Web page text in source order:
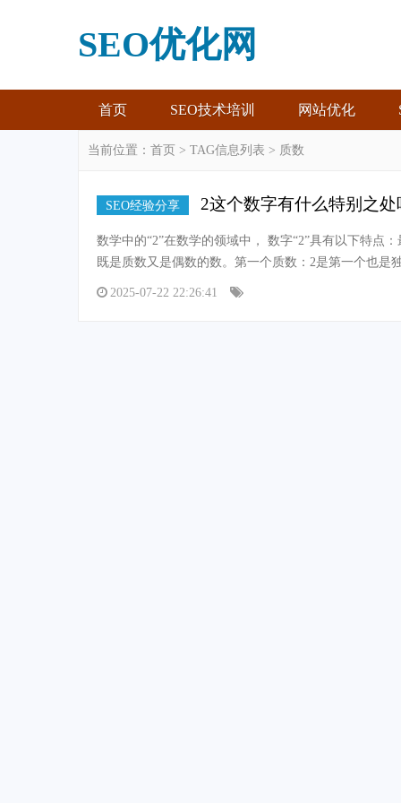
SEO优化网
首页 SEO技术培训 网站优化
当前位置： 首页 > TAG信息列表 > 质数
SEO经验分享 2这个数字有什么特别之处
数学中的“2”在数学的领域中， 数字“2”具有以下特点
既是质数又是偶数的数。第一个质数：2是第一个也是
2025-07-22 22:26:41